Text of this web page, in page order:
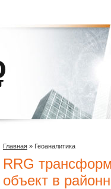
Главная » Геоаналитика
RRG
объект в